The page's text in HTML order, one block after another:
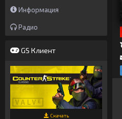
Информация
Радио
GS Клиент
Скачать